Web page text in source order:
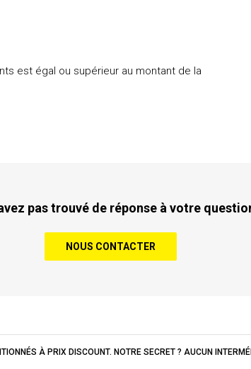
est égal ou supérieur au montant de la
pas trouvé de réponse à votre
NOUS CONTACTER
À PRIX DISCOUNT. NOTRE SECRET ? AUCUN